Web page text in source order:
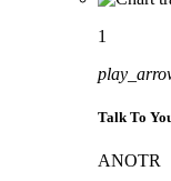
1
Talk To
ANOTR